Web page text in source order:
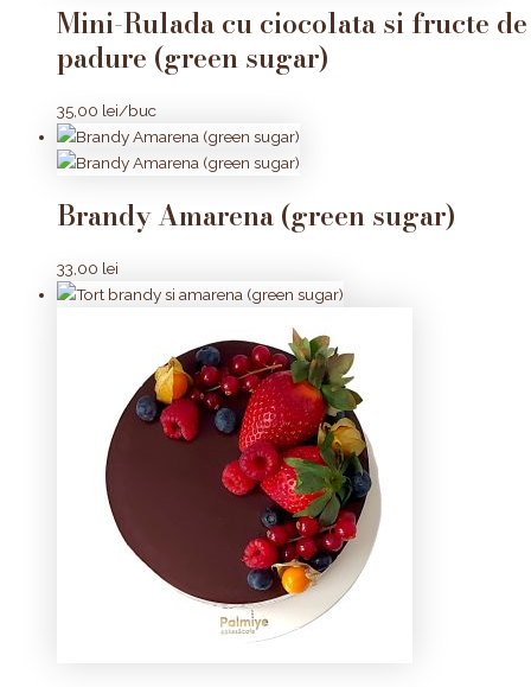
Mini-Rulada cu ciocolata si fructe de
padure (green sugar)
35,00 lei/buc
Brandy Amarena (green sugar)
33,00 lei